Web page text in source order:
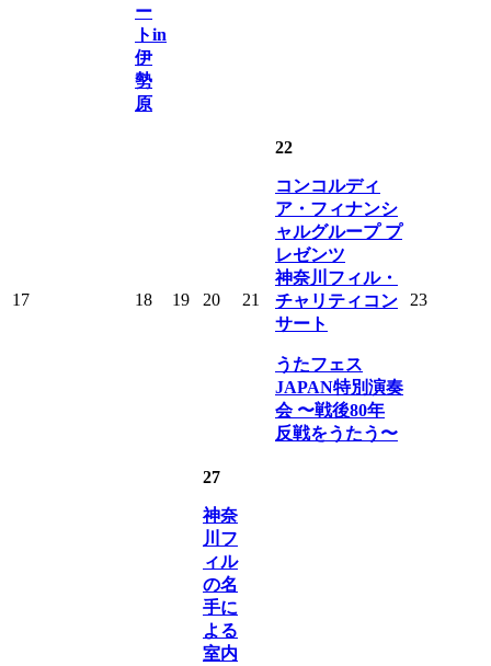
ー
トin
伊
勢
原
17 18 19 20 21
22
コンコルディ
ア・フィナンシ
ャルグループ プ
レゼンツ
神奈川フィル・
チャリティコン
サート
うたフェス
JAPAN特別演奏
会 〜戦後80年
反戦をうたう〜
23
27
神奈
川フ
ィル
の名
手に
よる
室内